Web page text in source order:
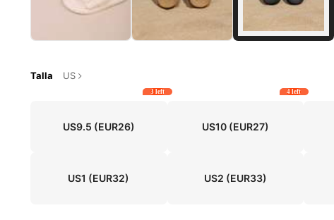
Talla US
US9.5 (EUR26)
3 left
US10(EUR27)
4 left
US1 (EUR32) US2 (EUR33)